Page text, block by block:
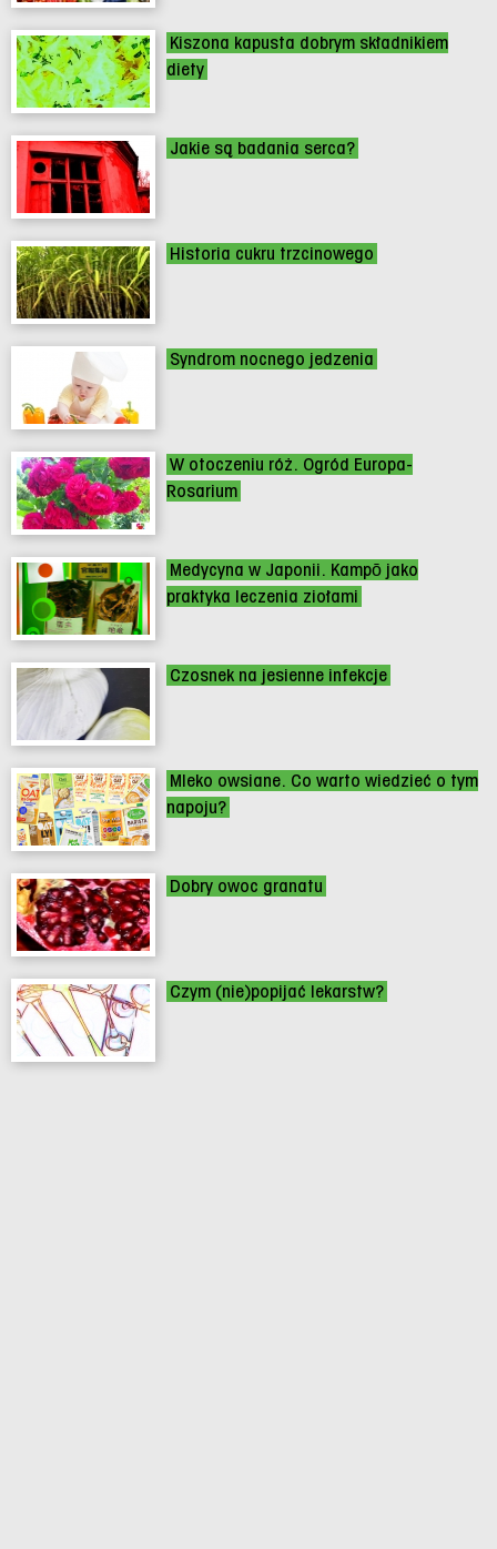
Kiszona kapusta dobrym składnikiem
diety
Jakie są badania serca?
Historia cukru trzcinowego
Syndrom nocnego jedzenia
W otoczeniu róż. Ogród Europa-
Rosarium
Medycyna w Japonii. Kampō jako
praktyka leczenia ziołami
Czosnek na jesienne infekcje
Mleko owsiane. Co warto wiedzieć o tym
napoju?
Dobry owoc granatu
Czym (nie)popijać lekarstw?